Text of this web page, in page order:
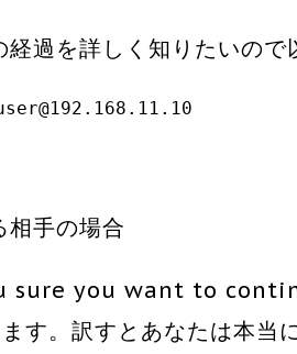
過を詳しく知りたいので
相手の場合
sure you want to
す。訳すとあなたは本当